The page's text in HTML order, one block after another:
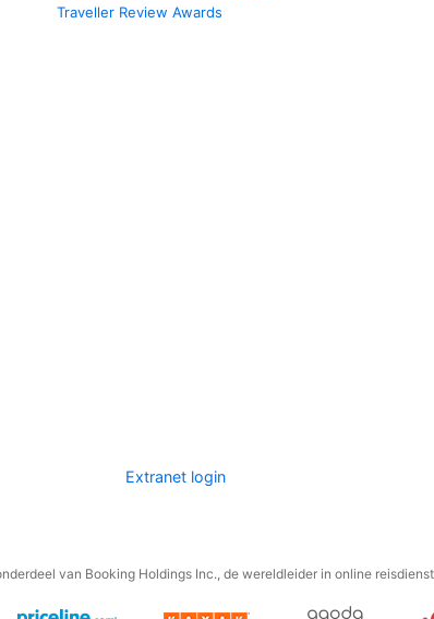
Traveller Review Awards
Extranet login
van Booking Holdings Inc., de wereldleider in online